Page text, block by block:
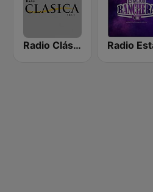
Radio Clásica